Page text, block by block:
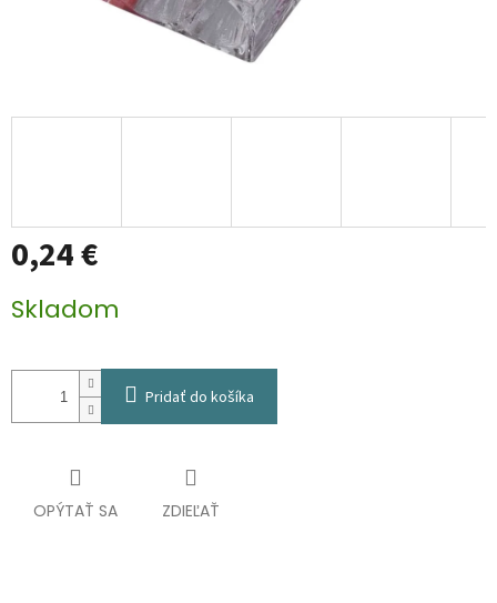
0,24 €
cena:
Skladom
Pridať do košíka
OPÝTAŤ SA ZDIEĽAŤ